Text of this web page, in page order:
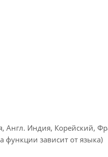
Индия, Корейский,
функции зависит от языка)